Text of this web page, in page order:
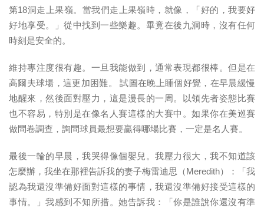
第18洞走上果嶺。當我們走上果嶺時，就像，「好的，我要好
好地享受。」從中找到一些樂趣。畢竟在後九洞時，沒有任何
時刻是安全的。
維持專注度很有趣。一旦我能做到，通常表現都很棒。但是在
高爾夫球場，這更加困難。 試圖在晚上睡個好覺，在早晨緩慢
地醒來，然後面對壓力，這是漫長的一周。以領先者姿態比賽
也不容易，特別是在像名人賽這樣的大賽中。如果你在美巡賽
做問卷調查，詢問球員最想要贏得哪場比賽，一定是名人賽。
最後一輪的早晨，我哭得像個嬰兒。我壓力很大，我不知道該
怎麼辦，我坐在那裡告訴我的妻子梅雷迪思（Meredith）：「我
認為我還沒準備好面對這樣的事情，我還沒準備好接受這樣的
事情。」我感到不知所措。她告訴我：「你是誰說你還沒有準